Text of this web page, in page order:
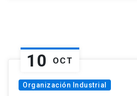
10 OCT
Organización Industrial